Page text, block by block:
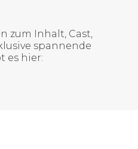
zum Inhalt, Cast,
spannende
es hier: